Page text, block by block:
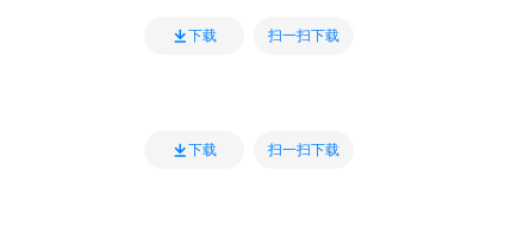
下载 扫一扫下载
下载 扫一扫下载